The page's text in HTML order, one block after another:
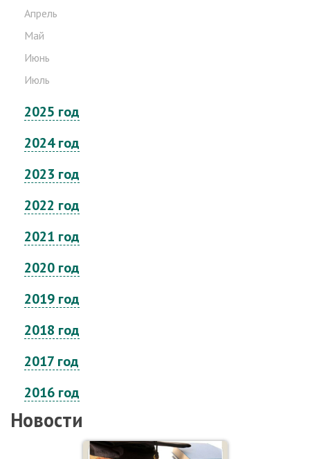
Апрель
Май
Июнь
Июль
2025 год
2024 год
2023 год
2022 год
2021 год
2020 год
2019 год
2018 год
2017 год
2016 год
Новости